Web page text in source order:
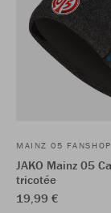
MAINZ 05 FANSHOP
JAKO Mainz 05
tricotée
19,99 €